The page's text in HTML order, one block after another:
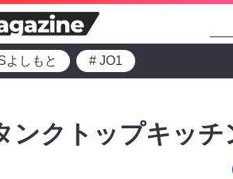
よしもと # JO1
ンクトップキッチ